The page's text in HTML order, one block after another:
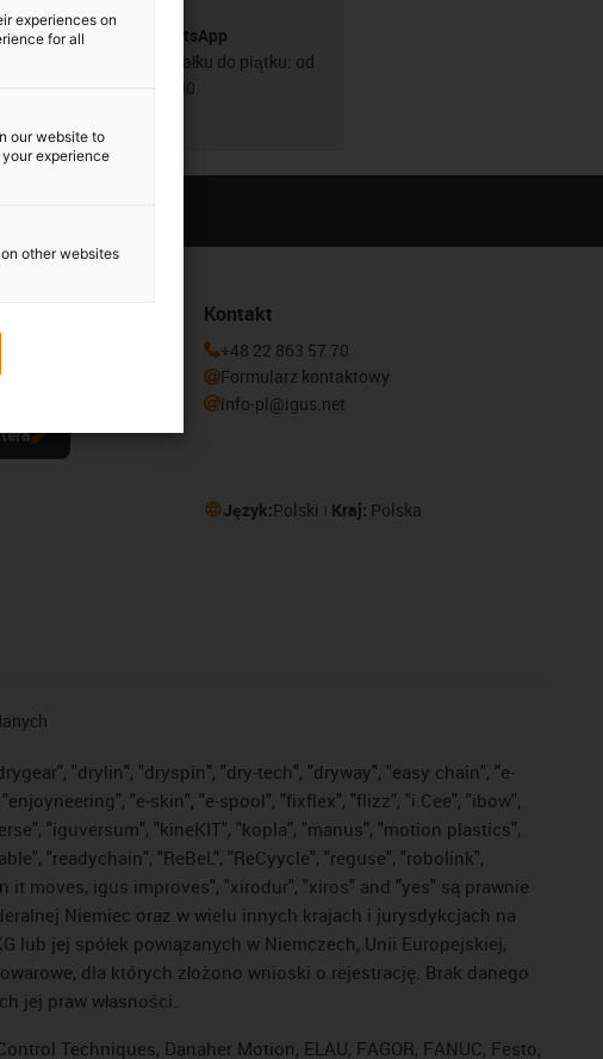
Usługa WhatsApp
Od poniedziałku do piątku: od
8:00 do 16:00
się do newslettera
Kontakt
+48 22 863 57 70
Formularz kontaktowy
info-pl@igus.net
Język:Polski Kraj: Polska
"drylin", "dryspin", "dry-tech", "dryway", "easy chain", "e-
"e-skin", "e-spool", "fixflex", "flizz", "i.Cee", "ibow",
"iguversum", "kineKIT", "kopla", "manus", "motion plastics",
"readychain", "ReBeL", "ReCyycle", "reguse", "robolink",
it moves, igus improves", "xirodur", "xiros" and "yes" są prawnie
Niemiec oraz w wielu innych krajach i jurysdykcjach na
lub jej spółek powiązanych w Niemczech, Unii Europejskiej,
dla których złożono wnioski o rejestrację. Brak danego
jej praw własności.
Techniques, Danaher Motion, ELAU, FAGOR, FANUC, Festo,
experiences on
for all
our website to
experience
other websites